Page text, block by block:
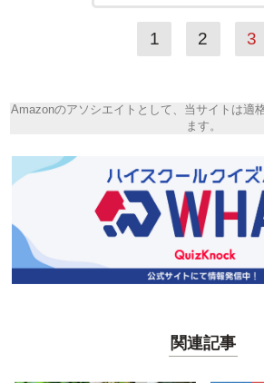
1 2 3
Amazonのアソシエイトとして、当サイトは適
ます。
関連記事